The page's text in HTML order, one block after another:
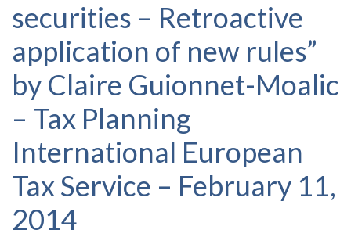
securities – Retroactive
application of new rules”
by Claire Guionnet-Moalic
– Tax Planning
International European
Tax Service – February 11,
2014